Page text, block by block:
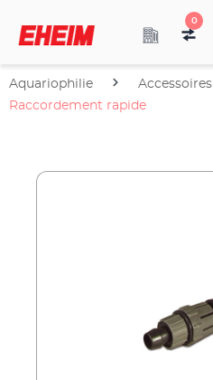
0
Aquariophilie Accessoires
Raccordement rapide